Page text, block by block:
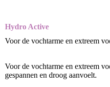
Hydro Active
Voor de vochtarme en extreem
Voor de vochtarme en extreem
gespannen en droog aanvoelt.